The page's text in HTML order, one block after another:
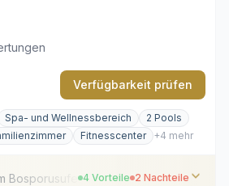
Verfügbarkeit prüfen
Spa- und Wellnessbereich
2 Pools
Fitnesscenter +4 mehr
Bosporusufer4 Vorteile 2 Nachteile